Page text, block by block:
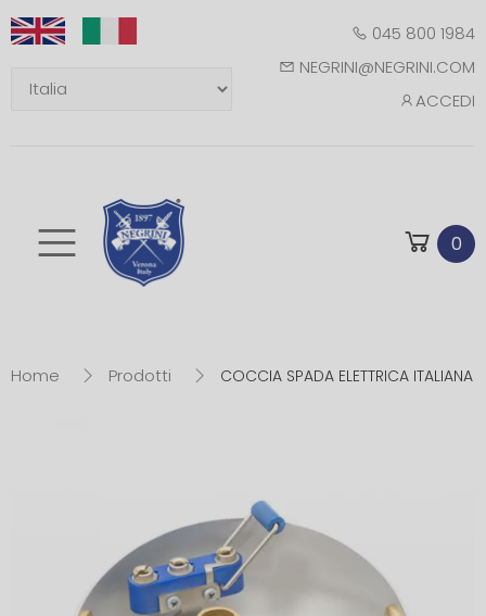
045 800 1984
NEGRINI@NEGRINI.COM
ACCEDI
Toggle mobile 0
Home Prodotti COCCIA SPADA ELETTRICA ITALIANA